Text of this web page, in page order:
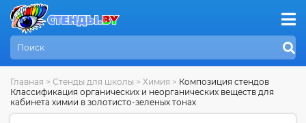
Главная > Стенды для школы > Химия > Композиция стендов
Классификация органических и неорганических веществ для
кабинета химии в золотисто-зеленых тонах